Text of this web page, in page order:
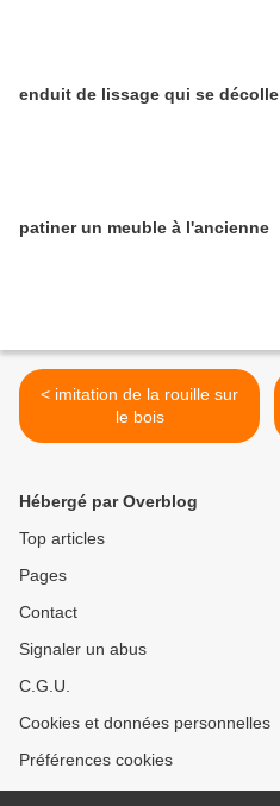
enduit de lissage qui se décolle
patiner un meuble à l'ancienne
< imitation de la rouille sur
le bois
Hébergé par Overblog
Top articles
Pages
Contact
Signaler un abus
C.G.U.
Cookies et données personnelles
Préférences cookies